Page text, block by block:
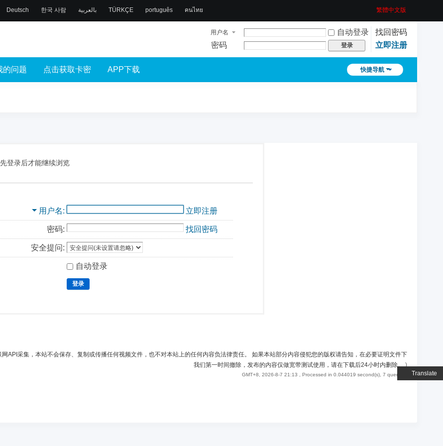
Translate
Deutsch 한국 사람 بالعربية TÜRKÇE português คนไทย 繁體中文版
用户名 自动登录
找回密码
密码
登录 立即注册
快捷导航
的问题 点击获取卡密 APP下载
登录后才能继续浏览
用户名 立即注册
密码: 找回密码
安全提问:
自动登录
登录
API采集，本站不会保存、复制或传播任何视频文件，也不对本站上的任何内容负法律责任。 如果本站部分内容侵犯您的版权请告知，在必要证明文件下
我们第一时间撤除，发布的内容仅做宽带测试使用，请在下载后24小时内删除。)
GMT+8, 2026-8-7 21:13 , Processed in 0.044019 second(s), 7 queries .